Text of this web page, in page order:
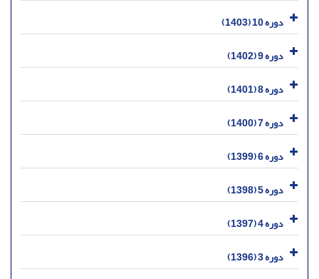
دوره 10 (1403)
دوره 9 (1402)
دوره 8 (1401)
دوره 7 (1400)
دوره 6 (1399)
دوره 5 (1398)
دوره 4 (1397)
دوره 3 (1396)